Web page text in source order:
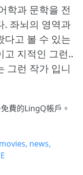
학과 문학을 전
. 좌뇌의 영역과
다고 볼 수 있는
고 지적인 그런..
그런 작가 입니
免費的LingQ帳戶。